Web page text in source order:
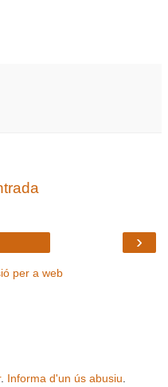
›
per a web
. Informa d'un ús abusiu.